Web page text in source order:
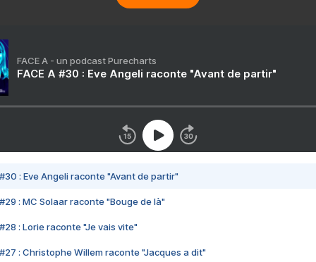
FACE A - un podcast Purecharts
FACE A #30 : Eve Angeli raconte "Avant de partir"
#30 : Eve Angeli raconte "Avant de partir"
#29 : MC Solaar raconte "Bouge de là"
#28 : Lorie raconte "Je vais vite"
#27 : Christophe Willem raconte "Jacques a dit"